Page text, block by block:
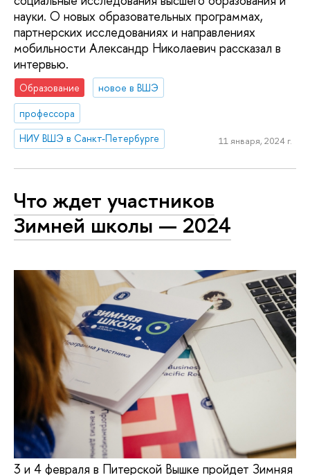
науки. О новых образовательных программах,
партнерских исследованиях и направлениях
мобильности Александр Николаевич рассказал в
интервью.
Образование
новое в ВШЭ
профессора
НИУ ВШЭ в Санкт-Петербурге
11 января, 2024 г.
Что ждет участников
Зимней школы — 2024
3 и 4 февраля в Питерской Вышке пройдет Зимняя